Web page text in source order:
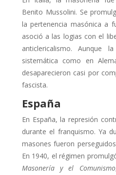
Benito Mussolini. Se
la pertenencia masónica a
asoció a las logias con el
anticlericalismo. Aunque
sistemática como en
desaparecieron casi por
fascista.
España
En España, la represión
durante el franquismo. Ya
masones fueron
En 1940, el régimen
Masonería y el Comunismo